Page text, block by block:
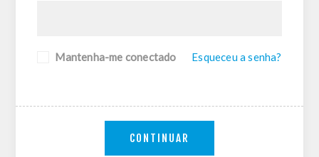
Mantenha-me conectado Esqueceu a senha?
CONTINUAR